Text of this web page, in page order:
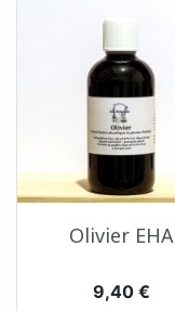
Olivier EHA
Prix
9,40 €